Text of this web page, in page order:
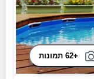
+62 תמונות